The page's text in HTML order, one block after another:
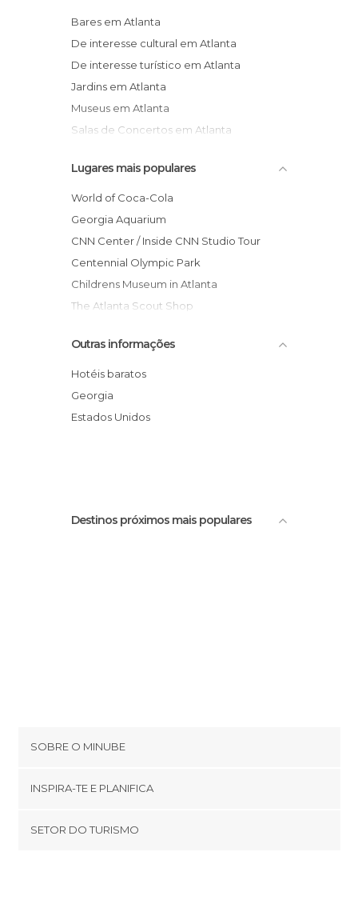
Bares em Atlanta
De interesse cultural em Atlanta
De interesse turístico em Atlanta
Jardins em Atlanta
Museus em Atlanta
Salas de Concertos em Atlanta
Lugares mais populares
World of Coca-Cola
Georgia Aquarium
CNN Center / Inside CNN Studio Tour
Centennial Olympic Park
Childrens Museum in Atlanta
The Atlanta Scout Shop
Atlanta Botanical Garden
High Museum of Art
Martin Luther King Jr. National Historic
Site
Outras informações
Hotéis baratos
Georgia
Estados Unidos
Destinos próximos mais populares
SOBRE O MINUBE
Términos e Condições
INSPIRA-TE E PLANIFICA
SETOR DO TURISMO